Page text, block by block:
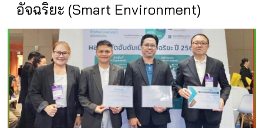
อัจฉริยะ (Smart Environment)